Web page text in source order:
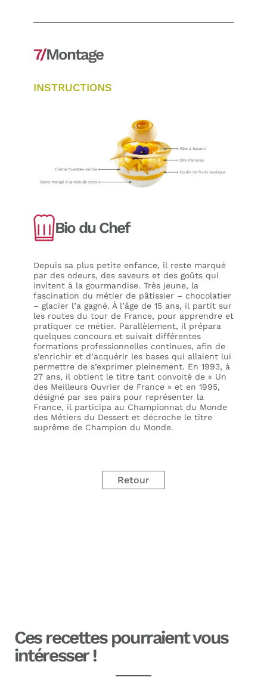
7/Montage
INSTRUCTIONS
Bio du Chef
Depuis sa plus petite enfance, il reste marqué
par des odeurs, des saveurs et des goûts qui
invitent à la gourmandise. Très jeune, la
fascination du métier de pâtissier – chocolatier
– glacier l’a gagné. À l’âge de 15 ans, il partit sur
les routes du tour de France, pour apprendre et
pratiquer ce métier. Parallèlement, il prépara
quelques concours et suivait différentes
formations professionnelles continues, afin de
s’enrichir et d’acquérir les bases qui allaient lui
permettre de s’exprimer pleinement. En 1993, à
27 ans, il obtient le titre tant convoité de « Un
des Meilleurs Ouvrier de France » et en 1995,
désigné par ses pairs pour représenter la
France, il participa au Championnat du Monde
des Métiers du Dessert et décroche le titre
suprême de Champion du Monde.
Retour
Ces recettes pourraient vous
intéresser !